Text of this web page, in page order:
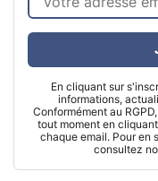
En cliquant sur
informations,
Conformément au
tout moment en
chaque email. Pour en
consultez